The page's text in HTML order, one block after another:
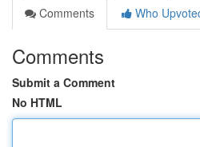
Comments
Who
Comments
Submit a Comment
No HTML